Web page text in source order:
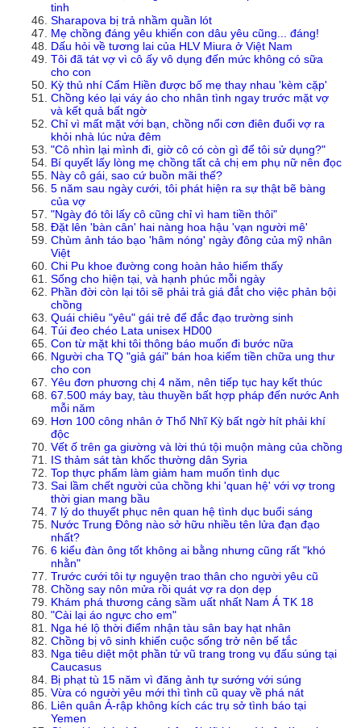
tinh
Sharapova bị trả nhầm quần lót
Mẹ chồng đáng yêu khiến con dâu yêu cũng... đáng!
Dấu hỏi về tương lai của HLV Miura ở Việt Nam
Tôi đã tát vợ vì cô ấy vô dụng đến mức không có sữa
cho con
Kỳ thủ nhí Cẩm Hiền được bố mẹ thay nhau 'kèm cặp'
Chồng kéo lại váy áo cho nhân tình ngay trước mặt vợ
và kết quả bất ngờ
Chỉ vì mất mặt với bạn, chồng nổi cơn điên đuổi vợ ra
khỏi nhà lúc nửa đêm
"Cô nhìn lại mình đi, giờ cô có còn gì để tôi sử dụng?"
Bí quyết lấy lòng mẹ chồng tất cả chị em phụ nữ nên đọc
Này cô gái, sao cứ buồn mãi thế?
5 năm sau ngày cưới, tôi phát hiện ra sự thật bẽ bàng
của vợ
"Ngày đó tôi lấy cô cũng chỉ vì ham tiền thôi"
Đặt lên 'bàn cân' hai nàng hoa hậu 'vạn người mê'
Chùm ảnh táo bạo 'hâm nóng' ngày đông của mỹ nhân
Việt
Chi Pu khoe đường cong hoàn hảo hiếm thấy
Sống cho hiện tại, và hạnh phúc mỗi ngày
Phần đời còn lại tôi sẽ phải trả giá đắt cho việc phản bội
chồng
Quái chiêu "yêu" gái trẻ để đắc đạo trường sinh
Túi đeo chéo Lata unisex HD00
Con từ mặt khi tôi thông báo muốn đi bước nữa
Người cha TQ "giả gái" bán hoa kiếm tiền chữa ung thư
cho con
Yêu đơn phương chị 4 năm, nên tiếp tục hay kết thúc
67.500 máy bay, tàu thuyền bất hợp pháp đến nước Anh
mỗi năm
Hơn 100 công nhân ở Thổ Nhĩ Kỳ bất ngờ hít phải khí
độc
Vết ố trên ga giường và lời thú tội muộn màng của chồng
IS thảm sát tàn khốc thường dân Syria
Top thực phẩm làm giảm ham muốn tình dục
Sai lầm chết người của chồng khi 'quan hệ' với vợ trong
thời gian mang bầu
7 lý do thuyết phục nên quan hệ tình dục buổi sáng
Nước Trung Đông nào sở hữu nhiều tên lửa đạn đạo
nhất?
6 kiểu đàn ông tốt không ai bằng nhưng cũng rất "khó
nhằn"
Trước cưới tôi tự nguyện trao thân cho người yêu cũ
Chồng say nôn mửa rồi quát vợ ra dọn dẹp
Khám phá thương cảng sầm uất nhất Nam Á TK 18
"Cài lại áo ngực cho em"
Nga hé lộ thời điểm nhận tàu sân bay hạt nhân
Chồng bị vô sinh khiến cuộc sống trở nên bế tắc
Nga tiêu diệt một phần tử vũ trang trong vụ đấu súng tại
Caucasus
Bị phạt tù 15 năm vì đăng ảnh tự sướng với súng
Vừa có người yêu mới thì tình cũ quay về phá nát
Liên quân Ả-rập không kích các trụ sở tình báo tại
Yemen